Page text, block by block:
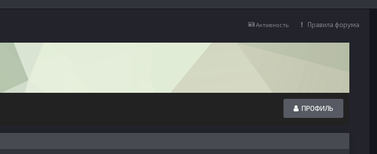
Активность Правила форума
ПРОФИЛЬ